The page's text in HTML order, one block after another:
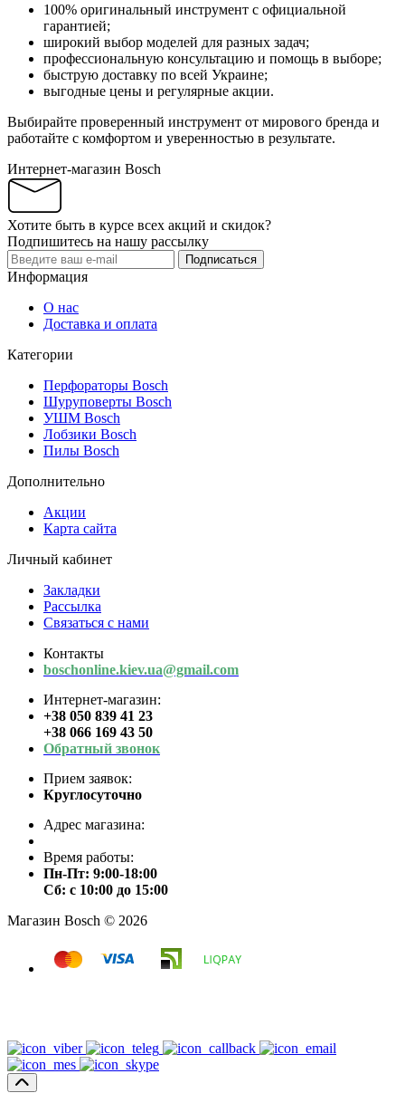
100% оригинальный инструмент с официальной
гарантией;
широкий выбор моделей для разных задач;
профессиональную консультацию и помощь в выборе;
быструю доставку по всей Украине;
выгодные цены и регулярные акции.
Выбирайте проверенный инструмент от мирового бренда и
работайте с комфортом и уверенностью в результате.
Интернет-магазин Bosch
Хотите быть в курсе всех акций и скидок?
Подпишитесь на нашу рассылку
Подписаться
Информация
О нас
Доставка и оплата
Категории
Перфораторы Bosch
Шуруповерты Bosch
УШМ Bosch
Лобзики Bosch
Пилы Bosch
Дополнительно
Акции
Карта сайта
Личный кабинет
Закладки
Рассылка
Связаться с нами
Контакты
boschonline.kiev.ua@gmail.com
Интернет-магазин:
+38 050 839 41 23
+38 066 169 43 50
Обратный звонок
Прием заявок:
Круглосуточно
Адрес магазина:
Время работы:
Пн-Пт: 9:00-18:00
Сб: с 10:00 до 15:00
Магазин Bosch © 2026